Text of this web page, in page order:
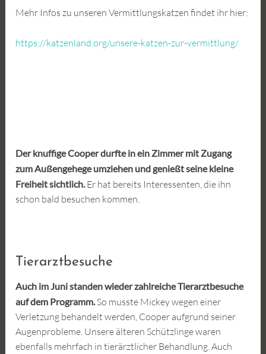
Mehr Infos zu unseren Vermittlungskatzen findet ihr hier:
https://katzenland.org/unsere-katzen-zur-vermittlung/:
Der knuffige Cooper durfte in ein Zimmer mit Zugang
zum Außengehege umziehen und genießt seine kleine
Freiheit sichtlich.Er hat bereits Interessenten, die ihn
schon bald besuchen kommen.
Tierarztbesuche
Auch im Juni standen wieder zahlreiche Tierarztbesuche
auf dem Programm.So musste Mickey wegen einer
Verletzung behandelt werden, Cooper aufgrund seiner
Augenprobleme. Unsere älteren Schützlinge waren
ebenfalls mehrfach in tierärztlicher Behandlung. Auch